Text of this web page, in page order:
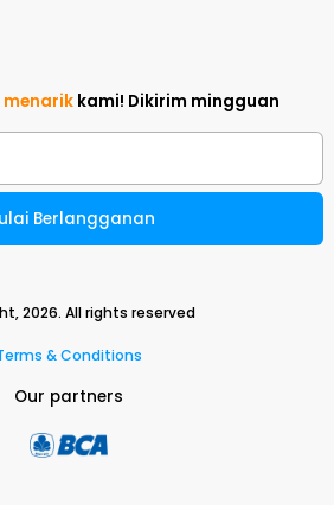
kami! Dikirim mingguan
Berlangganan
2026. All rights reserved
& Conditions
Our partners